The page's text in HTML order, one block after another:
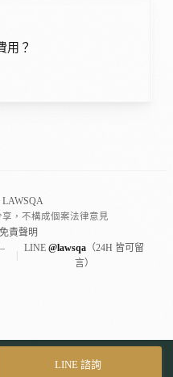
用？
，不構成個案法律意見
免責聲明
LINE@lawsqa （24H 皆可留
言）
LINE 諮詢